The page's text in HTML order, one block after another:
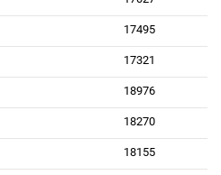
17495
17321
18976
18270
18155